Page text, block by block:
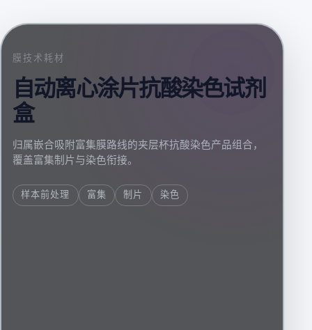
膜技术耗材
自动离心涂片抗酸染色试剂
盒
归属嵌合吸附富集膜路线的夹层杯抗酸染色产品组合，
覆盖富集制片与染色衔接。
样本前处理 富集 制片 染色